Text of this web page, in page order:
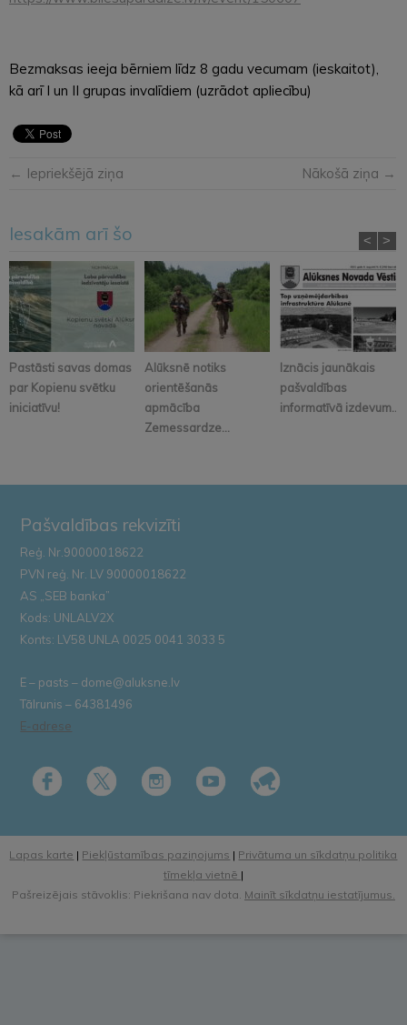
Bezmaksas ieeja bērniem līdz 8 gadu vecumam (ieskaitot),
kā arī I un II grupas invalīdiem (uzrādot apliecību)
← Iepriekšējā ziņa Nākošā ziņa →
Iesakām arī šo
Pastāsti savas domas
par Kopienu svētku
iniciatīvu!
Alūksnē notiks
orientēšanās
apmācība
Zemessardze...
Iznācis jaunākais
pašvaldības
informatīvā izdevum...
< >
Pašvaldības rekvizīti
Reģ. Nr.90000018622
PVN reģ. Nr. LV 90000018622
AS „SEB banka”
Kods: UNLALV2X
Konts: LV58 UNLA 0025 0041 3033 5
E – pasts – dome@aluksne.lv
Tālrunis – 64381496
E-adrese
Lapas karte | Piekļūstamības paziņojums | Privātuma un sīkdatņu politika
tīmekļa vietnē |
Pašreizējais stāvoklis: Piekrišana nav dota. Mainīt sīkdatņu iestatījumus.